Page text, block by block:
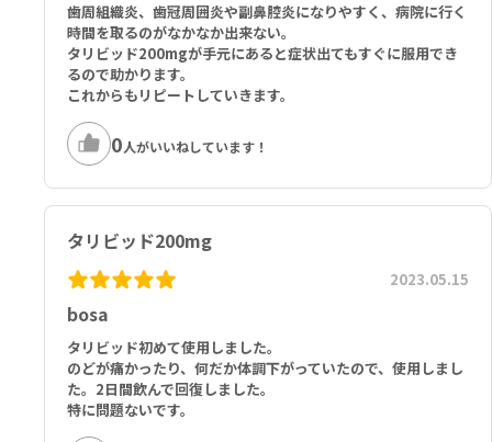
歯周組織炎、歯冠周囲炎や副鼻腔炎になりやすく、病院に行く
時間を取るのがなかなか出来ない。
タリビッド200mgが手元にあると症状出てもすぐに服用でき
るので助かります。
これからもリピートしていきます。
0人がいいねしています！
タリビッド200mg
bosa
2023.05.15
タリビッド初めて使用しました。
のどが痛かったり、何だか体調下がっていたので、使用しまし
た。2日間飲んで回復しました。
特に問題ないです。